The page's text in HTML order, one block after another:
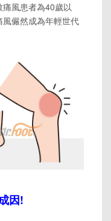
風患者為40歲以
儼然成為年輕世代
因!